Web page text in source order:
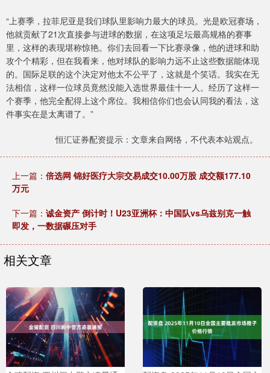
“上赛季，拉菲尼亚是我们球队里影响力最大的球员。光是欧冠赛场，
他就贡献了21次直接参与进球的数据，在这项足坛最高规格的赛事
里，这样的表现堪称惊艳。你们去回看一下比赛录像，他的进球和助
攻个个精彩，但在我看来，他对球队的影响力远不止这些数据能体现
的。国际足联的这个决定对他太不公平了，这就是个笑话。我实在无
法相信，这样一位球员竟然没能入选世界最佳十一人。经历了这样一
个赛季，他完全配得上这个席位。我相信你们也会认同我的看法，这
件事实在是太离谱了。”
恒汇证券配资提示：文章来自网络，不代表本站观点。
上一篇： 倍选网 锦好医疗大宗交易成交10.00万股 成交额177.10
万元
下一篇： 诚金资产 倒计时！U23亚洲杯：中国队vs乌兹别克一触
即发，一数据碾压对手
相关文章